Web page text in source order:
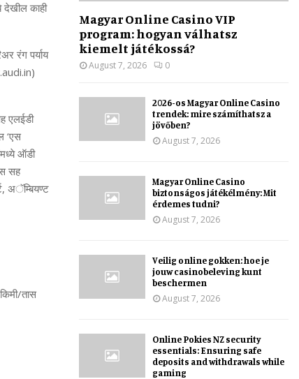
देखील काही
रंग पर्याय
एलईडी
‘एस
ऑडी
सह
अॅम्बियण्ट
तास
Magyar Online Casino VIP
program: hogyan válhatsz
kiemelt játékossá?
August 7, 2026 0
2026-os Magyar Online Casino
trendek: mire számíthatsz a
jövőben?
August 7, 2026
Magyar Online Casino
biztonságos játékélmény: Mit
érdemes tudni?
August 7, 2026
Veilig online gokken: hoe je
jouw casinobeleving kunt
beschermen
August 7, 2026
Online Pokies NZ security
essentials: Ensuring safe
deposits and withdrawals while
gaming